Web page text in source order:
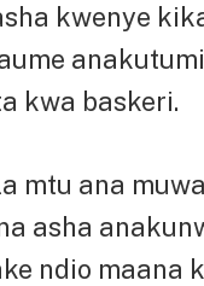
kwenye
kwa baskeri.
mtu ana
asha
ndio maana